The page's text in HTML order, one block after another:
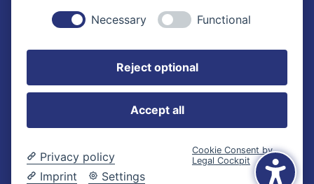
KONTAKT
BALTICOM Software GmbH
24601 Wankendorf
info@balticom.de
Necessary Functional
Reject optional
Accept all
Privacy policy
Imprint
Settings
Cookie Consent by
Legal Cockpit